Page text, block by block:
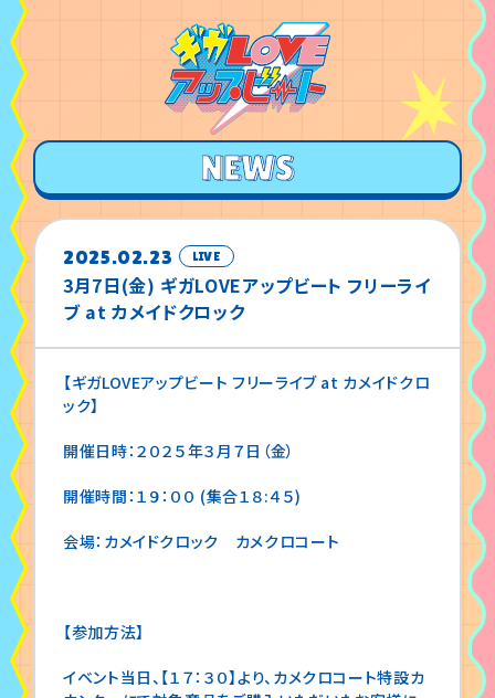
2025.02.23 LIVE
3月7日(金) ギガLOVEアップビート フリーライ
ブ at カメイドクロック
【ギガLOVEアップビート フリーライブ at カメイドクロ
ック】
開催日時：２０２５年３月７日（金）
開催時間：１９：００ (集合１８:４５)
会場：カメイドクロック カメクロコート
【参加方法】
イベント当日、【１７：３０】より、カメクロコート特設カ